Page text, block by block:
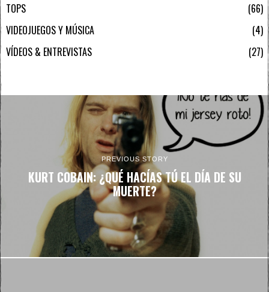
TOPS
66
VIDEOJUEGOS Y MÚSICA
4
VÍDEOS & ENTREVISTAS
27
PREVIOUS STORY
KURT COBAIN: ¿QUÉ HACÍAS TÚ EL DÍA DE SU
MUERTE?